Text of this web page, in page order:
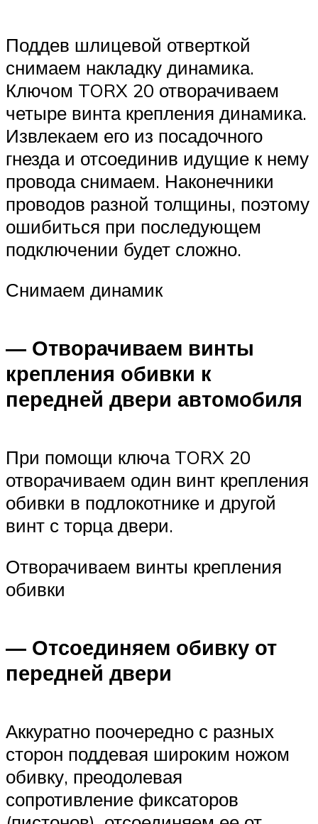
Поддев шлицевой отверткой
снимаем накладку динамика.
Ключом TORX 20 отворачиваем
четыре винта крепления динамика.
Извлекаем его из посадочного
гнезда и отсоединив идущие к нему
провода снимаем. Наконечники
проводов разной толщины, поэтому
ошибиться при последующем
подключении будет сложно.
Снимаем динамик
— Отворачиваем винты
крепления обивки к
передней двери автомобиля
При помощи ключа TORX 20
отворачиваем один винт крепления
обивки в подлокотнике и другой
винт с торца двери.
Отворачиваем винты крепления
обивки
— Отсоединяем обивку от
передней двери
Аккуратно поочередно с разных
сторон поддевая широким ножом
обивку, преодолевая
сопротивление фиксаторов